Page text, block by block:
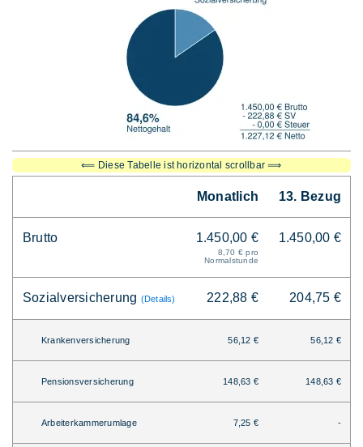
⟸ Diese Tabelle ist horizontal scrollbar ⟹
Monatlich 13. Bezug
Brutto 1.450,00 €
8,70 € pro
Normalstunde
1.450,00 €
Sozialversicherung (Details) 222,88 € 204,75 €
Krankenversicherung 56,12 € 56,12 €
Pensionsversicherung 148,63 € 148,63 €
Arbeiterkammerumlage 7,25 € -